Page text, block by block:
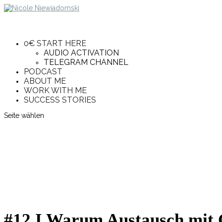
0€ START HERE
AUDIO ACTIVATION
TELEGRAM CHANNEL
PODCAST
ABOUT ME
WORK WITH ME
SUCCESS STORIES
Seite wählen